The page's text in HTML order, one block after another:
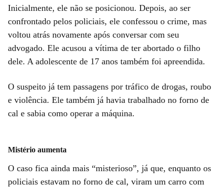
Inicialmente, ele não se posicionou. Depois, ao ser
confrontado pelos policiais, ele confessou o crime, mas
voltou atrás novamente após conversar com seu
advogado. Ele acusou a vítima de ter abortado o filho
dele. A adolescente de 17 anos também foi apreendida.
O suspeito já tem passagens por tráfico de drogas, roubo
e violência. Ele também já havia trabalhado no forno de
cal e sabia como operar a máquina.
Mistério aumenta
O caso fica ainda mais “misterioso”, já que, enquanto os
policiais estavam no forno de cal, viram um carro com